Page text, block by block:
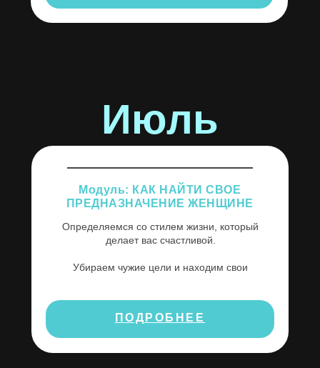
Модуль: КАК НАЙТИ СВОЕ
ПРЕДНАЗНАЧЕНИЕ ЖЕНЩИНЕ
Июль
Определяемся со стилем жизни, который
делает вас счастливой.
Убираем чужие цели и находим свои
ПОДРОБНЕЕ